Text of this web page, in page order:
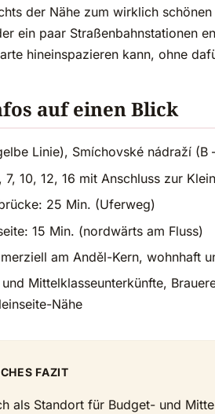
der Nähe zum wirklich
ein paar Straßenbahnstationen
hineinspazieren kann, ohne
auf einen Blick
Linie), Smíchovské nádraží
7, 10, 12, 16 mit Anschluss zur
25 Min. (Uferweg)
15 Min. (nordwärts am Fluss)
am Anděl-Kern, wohnhaft
Mittelklasseunterkünfte,
Nähe
FAZIT
als Standort für Budget- und